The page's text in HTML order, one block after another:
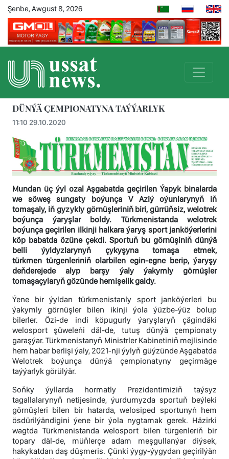
Şenbe, Awgust 8, 2026
DÜNÝÄ ÇEMPIONATYNA TAÝÝARLYK
11:10 29.10.2020
Mundan üç ýyl ozal Aşgabatda geçirilen Ýapyk binalarda
we söweş sungaty boýunça V Aziý oýunlarynyň iň
tomaşaly, iň gyzykly görnüşleriniň biri, gürrüňsiz, welotrek
boýunça ýaryşlar boldy. Türkmenistanda welotrek
boýunça geçirilen ilkinji halkara ýaryş sport janköýerlerini
köp babatda özüne çekdi. Sportuň bu görnüşiniň dünýä
belli ýyldyzlarynyň çykyşyna tomaşa etmek,
türkmen türgenleriniň olarbilen egin-egne berip, ýaryşy
deňderejede alyp barşy ýaly ýakymly görnüşler
tomaşaçylaryň gözünde hemişelik galdy.
Ýene bir ýyldan türkmenistanly sport janköýerleri bu
ýakymly görnüşler bilen ikinji ýola ýüzbe-ýüz bolup
bilerler. Özi-de indi köpugurly ýaryşlaryň çägindäki
welosport şüweleňi däl-de, tutuş dünýä çempionaty
garaşýar. Türkmenistanyň Ministrler Kabinetiniň mejlisinde
hem habar berlişi ýaly, 2021-nji ýylyň güýzünde Aşgabatda
Welotrek boýunça dünýä çempionatyny geçirmäge
taýýarlyk görülýär.
Soňky ýyllarda hormatly Prezidentimiziň taýsyz
tagallalarynyň netijesinde, ýurdumyzda sportuň beýleki
görnüşleri bilen bir hatarda, welosiped sportunyň hem
ösdürilýändigini ýene bir ýola nygtamak gerek. Häzirki
wagtda Türkmenistanda welosport bilen türgenleriň bir
topary däl-de, müňlerçe adam meşgullanýar diýsek,
hakykatdan daş düşmeris. Çünki ýygy-ýygydan geçirilýän